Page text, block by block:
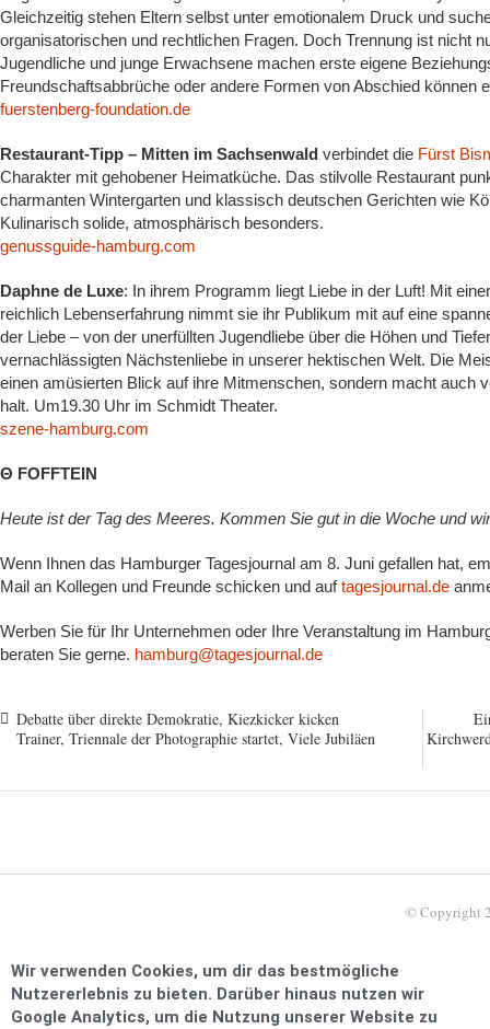
Gleichzeitig stehen Eltern selbst unter emotionalem Druck und
organisatorischen und rechtlichen Fragen. Doch Trennung ist nicht
Jugendliche und junge Erwachsene machen erste eigene
Freundschaftsabbrüche oder andere Formen von Abschied können
fuerstenberg-foundation.de
Restaurant-Tipp – Mitten im Sachsenwald verbindet die Fürst
Charakter mit gehobener Heimatküche. Das stilvolle Restaurant
charmanten Wintergarten und klassisch deutschen Gerichten wie
Kulinarisch solide, atmosphärisch besonders.
genussguide-hamburg.com
Daphne de Luxe: In ihrem Programm liegt Liebe in der Luft! Mit
reichlich Lebenserfahrung nimmt sie ihr Publikum mit auf eine
der Liebe – von der unerfüllten Jugendliebe über die Höhen und
vernachlässigten Nächstenliebe in unserer hektischen Welt. Die
einen amüsierten Blick auf ihre Mitmenschen, sondern macht auch
halt. Um19.30 Uhr im Schmidt Theater.
szene-hamburg.com
Θ FOFFTEIN
Heute ist der Tag des Meeres. Kommen Sie gut in die Woche und
Wenn Ihnen das Hamburger Tagesjournal am 8. Juni gefallen hat,
Mail an Kollegen und Freunde schicken und auftagesjournal.de
Werben Sie für Ihr Unternehmen oder Ihre Veranstaltung im
beraten Sie gerne. hamburg@tagesjournal.de
Debatte über direkte Demokratie, Kiezkicker kicken
Trainer, Triennale der Photographie startet, Viele Jubiläen
© Copyright
Wir verwenden Cookies, um dir das bestmögliche
Nutzererlebnis zu bieten. Darüber hinaus nutzen wir
Google Analytics, um die Nutzung unserer Website zu